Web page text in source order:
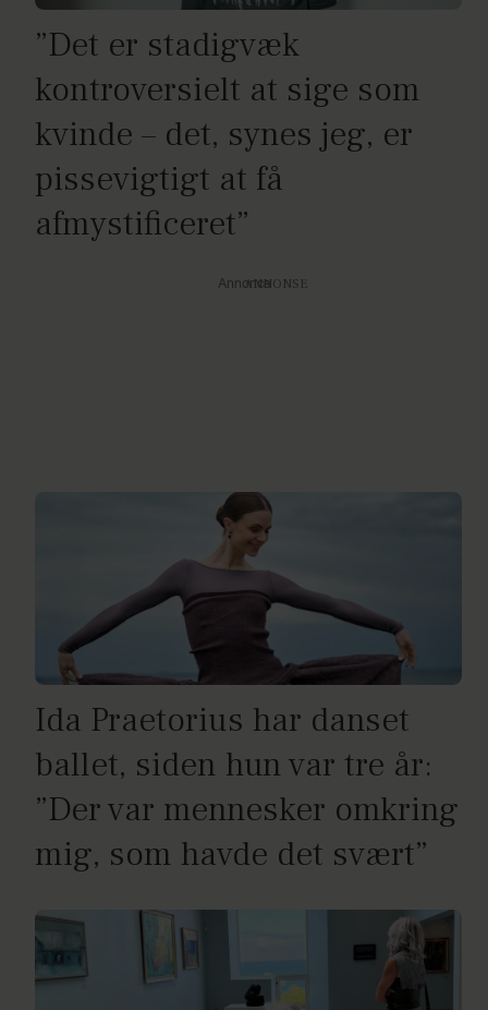
”Det er stadigvæk
kontroversielt at sige som
kvinde – det, synes jeg, er
pissevigtigt at få
afmystificeret”
Annonce
Ida Praetorius har danset
ballet, siden hun var tre år:
”Der var mennesker omkring
mig, som havde det svært”